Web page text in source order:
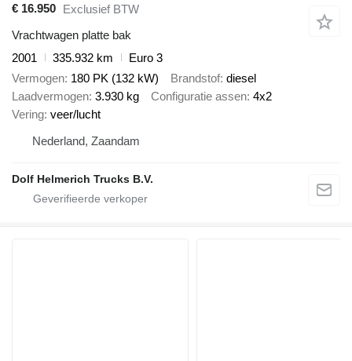
€ 16.950 Exclusief BTW
Vrachtwagen platte bak
2001
335.932 km
Euro 3
Vermogen 180 PK (132 kW) Brandstof diesel
Laadvermogen 3.930 kg Configuratie assen 4x2
Vering veer/lucht
Nederland, Zaandam
Dolf Helmerich Trucks B.V.